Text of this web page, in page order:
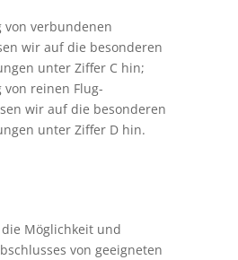
von verbundenen
wir auf die besonderen
unter Ziffer C hin;
von reinen Flug-
wir auf die besonderen
unter Ziffer D hin.
Möglichkeit und
von geeigneten